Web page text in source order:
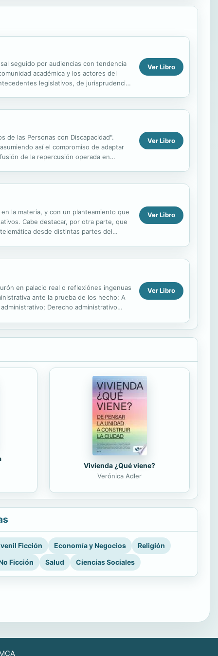
seguido por audiencias con tendencia
académica y los actores del
legislativos, de jurisprudencia
Ver Libro
de las Personas con Discapacidad".
así el compromiso de adaptar
de la repercusión operada en
Ver Libro
la materia, y con un planteamiento que
Cabe destacar, por otra parte, que
desde distintas partes del
Ver Libro
en palacio real o reflexiónes ingenuas
ante la prueba de los hecho; A
Derecho administrativo
Ver Libro
Vivienda ¿Qué viene?
Verónica Adler
Ficción Economía y Negocios
Religión
Ficción
Salud Ciencias Sociales